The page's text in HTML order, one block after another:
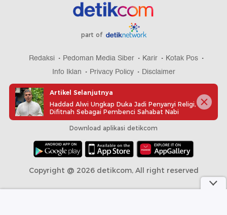
part of
Redaksi Pedoman Media Siber Karir
Kotak Pos
Info Iklan
Privacy Policy Disclaimer
Download aplikasi detikcom
Copyright @ 2026 detikcom, All right reserved
Artikel Selanjutnya
Haddad Alwi Ungkap Duka Jadi Penyanyi Religi,
Difitnah Sebagai Pembenci Sahabat Nabi